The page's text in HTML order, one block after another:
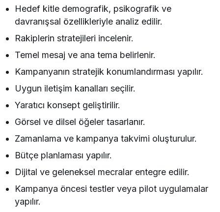
Hedef kitle demografik, psikografik ve
davranışsal özellikleriyle analiz edilir.
Rakiplerin stratejileri incelenir.
Temel mesaj ve ana tema belirlenir.
Kampanyanın stratejik konumlandırması yapılır.
Uygun iletişim kanalları seçilir.
Yaratıcı konsept geliştirilir.
Görsel ve dilsel öğeler tasarlanır.
Zamanlama ve kampanya takvimi oluşturulur.
Bütçe planlaması yapılır.
Dijital ve geleneksel mecralar entegre edilir.
Kampanya öncesi testler veya pilot uygulamalar
yapılır.